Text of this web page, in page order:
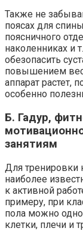
Также не
поясах для
поясничного
наколенниках и
обезопасить
повышением
аппарат растет,
особенно
Б. Гадур,
занятиям
Для тренировки
наиболее
к активной
примеру, при
пола можно
клетки, плечи и